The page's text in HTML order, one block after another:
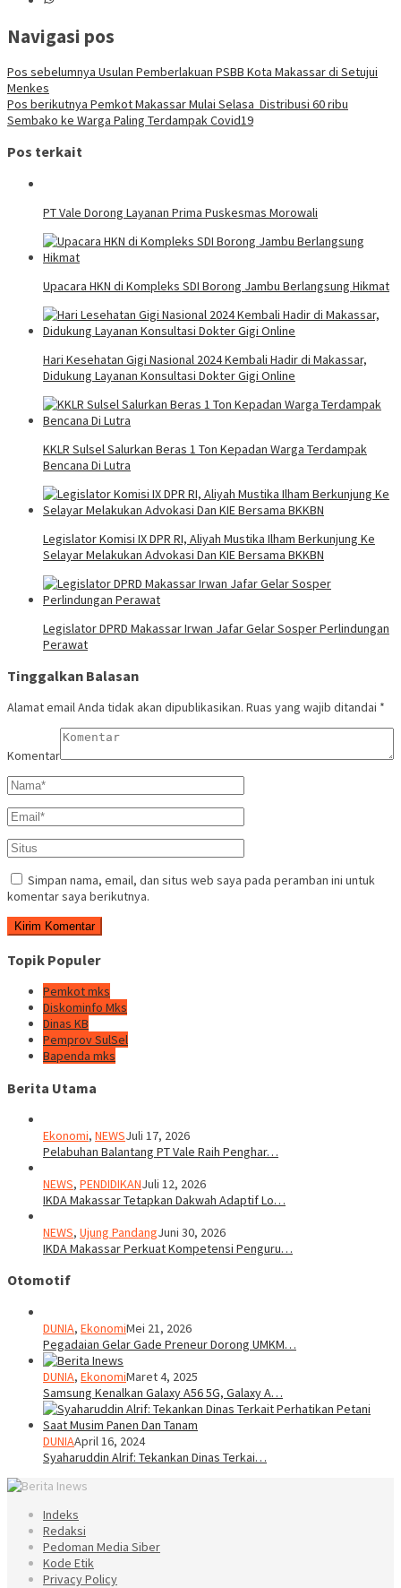
Navigasi pos
Pos sebelumnya Usulan Pemberlakuan PSBB Kota Makassar di Setujui
Menkes
Pos berikutnya Pemkot Makassar Mulai Selasa Distribusi 60 ribu
Sembako ke Warga Paling Terdampak Covid19
Pos terkait
PT Vale Dorong Layanan Prima Puskesmas Morowali
Upacara HKN di Kompleks SDI Borong Jambu Berlangsung Hikmat
Hari Kesehatan Gigi Nasional 2024 Kembali Hadir di Makassar,
Didukung Layanan Konsultasi Dokter Gigi Online
KKLR Sulsel Salurkan Beras 1 Ton Kepadan Warga Terdampak
Bencana Di Lutra
Legislator Komisi IX DPR RI, Aliyah Mustika Ilham Berkunjung Ke
Selayar Melakukan Advokasi Dan KIE Bersama BKKBN
Legislator DPRD Makassar Irwan Jafar Gelar Sosper Perlindungan
Perawat
Tinggalkan Balasan
Alamat email Anda tidak akan dipublikasikan. Ruas yang wajib ditandai *
Komentar
Simpan nama, email, dan situs web saya pada peramban ini untuk
komentar saya berikutnya.
Topik Populer
Pemkot mks
Diskominfo Mks
Dinas KB
Pemprov SulSel
Bapenda mks
Berita Utama
Ekonomi, NEWSJuli 17, 2026
Pelabuhan Balantang PT Vale Raih Penghar…
NEWS, PENDIDIKANJuli 12, 2026
IKDA Makassar Tetapkan Dakwah Adaptif Lo…
NEWS, Ujung PandangJuni 30, 2026
IKDA Makassar Perkuat Kompetensi Penguru…
Otomotif
DUNIA, EkonomiMei 21, 2026
Pegadaian Gelar Gade Preneur Dorong UMKM…
DUNIA, EkonomiMaret 4, 2025
Samsung Kenalkan Galaxy A56 5G, Galaxy A…
DUNIAApril 16, 2024
Syaharuddin Alrif: Tekankan Dinas Terkai…
Indeks
Redaksi
Pedoman Media Siber
Kode Etik
Privacy Policy